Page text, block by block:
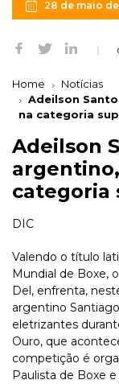
28 de maio
Home
Notícias
Adeilson
na categoria
Adeilson
categoria
DIC
Valendo o título
Mundial de Boxe,
Del, enfrenta,
argentino
eletrizantes
Ouro, que
competição é
Paulista de Boxe